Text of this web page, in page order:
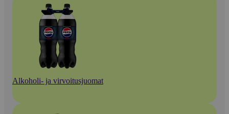
Alkoholi- ja virvoitusjuomat